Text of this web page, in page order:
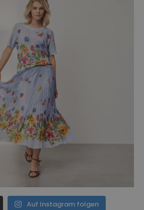
Auf Instagram folgen